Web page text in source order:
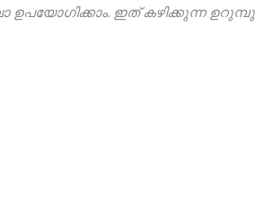
ഇത് കഴിക്കുന്ന